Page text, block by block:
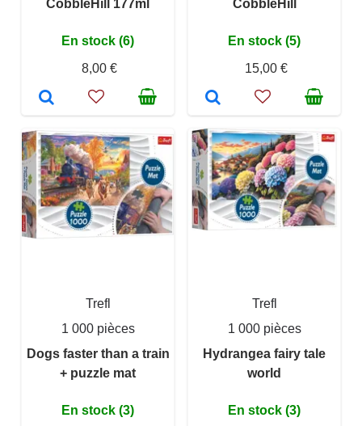
CobbleHill 177ml
En stock (6)
8,00 €
CobbleHill
En stock (5)
15,00 €
Trefl
1 000 pièces
Dogs faster than a train
+ puzzle mat
En stock (3)
Trefl
1 000 pièces
Hydrangea fairy tale
world
En stock (3)